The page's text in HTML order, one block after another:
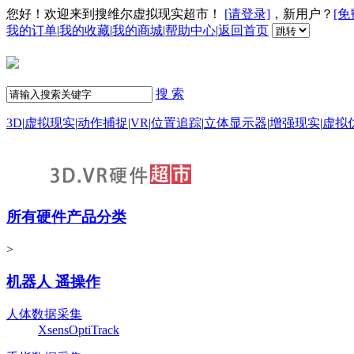
您好！欢迎来到搜维尔虚拟现实超市！ [请登录] ，新用户？ [免
我的订单|我的收藏|我的商城|帮助中心|返回首页
搜 索
3D|虚拟现实|动作捕捉|VR|位置追踪|立体显示器|增强现实|虚拟
所有硬件产品分类
>
机器人 遥操作
人体数据采集
XsensOptiTrack